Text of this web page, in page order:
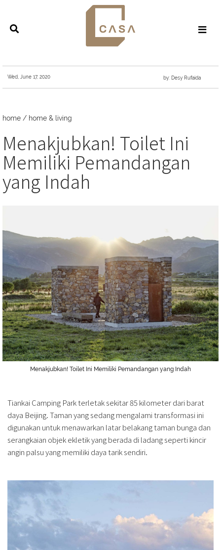
Wed, June 17, 2020 by: Desy Rufaida
home / home & living
Menakjubkan! Toilet Ini
Memiliki Pemandangan
yang Indah
Menakjubkan! Toilet Ini Memiliki Pemandangan yang Indah
Tiankai Camping Park terletak sekitar 85 kilometer dari barat
daya Beijing. Taman yang sedang mengalami transformasi ini
digunakan untuk menawarkan latar belakang taman bunga dan
serangkaian objek ekletik yang berada di ladang seperti kincir
angin palsu yang memiliki daya tarik sendiri.